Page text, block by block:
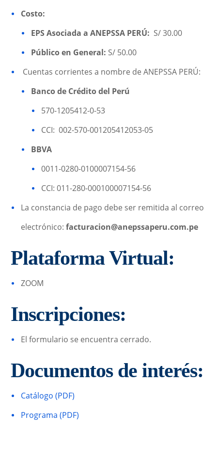
Costo:
EPS Asociada a ANEPSSA PERÚ: S/ 30.00
Público en General: S/ 50.00
Cuentas corrientes a nombre de ANEPSSA PERÚ:
Banco de Crédito del Perú
570-1205412-0-53
CCI: 002-570-001205412053-05
BBVA
0011-0280-0100007154-56
CCI: 011-280-000100007154-56
La constancia de pago debe ser remitida al correo
electrónico:facturacion@anepssaperu.com.pe
Plataforma Virtual:
ZOOM
Inscripciones:
El formulario se encuentra cerrado.
Documentos de interés:
Catálogo (PDF)
Programa (PDF)